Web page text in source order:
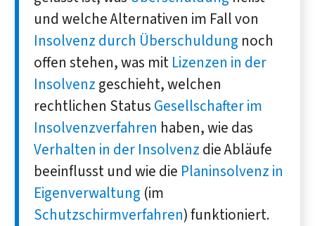
und welche Alternativen im Fall von
Insolvenz durch Überschuldung noch
offen stehen, was mit Lizenzen in der
Insolvenz geschieht, welchen
rechtlichen Status Gesellschafter im
Insolvenzverfahren haben, wie das
Verhalten in der Insolvenz die Abläufe
beeinflusst und wie die Planinsolvenz in
Eigenverwaltung (im
Schutzschirmverfahren) funktioniert.